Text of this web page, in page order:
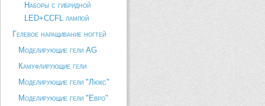
Наборы с гибридной
LED+CCFL лампой
Гелевое наращивание ногтей
Моделирующие гели AG
Камуфлирующие гели
Моделирующие гели "Люкс"
Моделирующие гели "Евро"